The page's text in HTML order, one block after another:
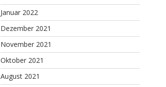
Januar 2022
Dezember 2021
November 2021
Oktober 2021
August 2021